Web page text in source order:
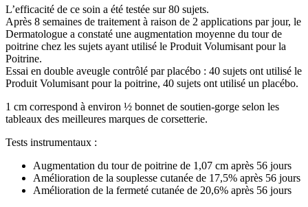
L’efficacité de ce soin a été testée sur 80 sujets.
Après 8 semaines de traitement à raison de 2 applications par jour, le
Dermatologue a constaté une augmentation moyenne du tour de
poitrine chez les sujets ayant utilisé le Produit Volumisant pour la
Poitrine.
Essai en double aveugle contrôlé par placébo : 40 sujets ont utilisé le
Produit Volumisant pour la poitrine, 40 sujets ont utilisé un placébo.
1 cm correspond à environ ½ bonnet de soutien-gorge selon les
tableaux des meilleures marques de corsetterie.
Tests instrumentaux :
Augmentation du tour de poitrine de 1,07 cm après 56 jours
Amélioration de la souplesse cutanée de 17,5% après 56 jours
Amélioration de la fermeté cutanée de 20,6% après 56 jours